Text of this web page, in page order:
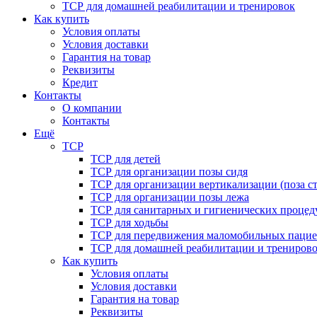
ТСР для домашней реабилитации и тренировок
Как купить
Условия оплаты
Условия доставки
Гарантия на товар
Реквизиты
Кредит
Контакты
О компании
Контакты
Ещё
ТСР
ТСР для детей
ТСР для организации позы сидя
ТСР для организации вертикализации (поза
ТСР для организации позы лежа
ТСР для санитарных и гигиенических
ТСР для ходьбы
ТСР для передвижения маломобильных
ТСР для домашней реабилитации и
Как купить
Условия оплаты
Условия доставки
Гарантия на товар
Реквизиты